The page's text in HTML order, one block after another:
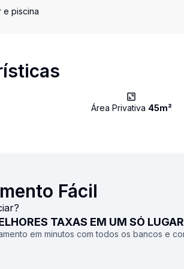
e piscina
Área Privativa 45m²
Fácil
TAXAS EM UM SÓ LUGAR
em minutos com todos os bancos e